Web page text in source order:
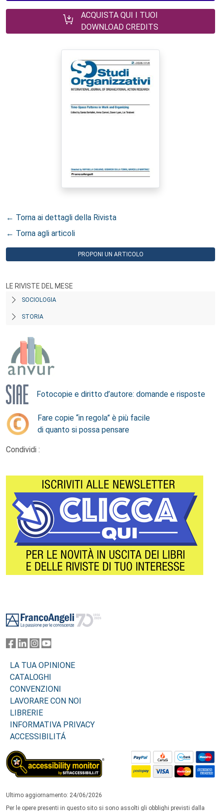
ACQUISTA QUI I TUOI
DOWNLOAD CREDITS
← Torna ai dettagli della Rivista
← Torna agli articoli
PROPONI UN ARTICOLO
LE RIVISTE DEL MESE
SOCIOLOGIA
STORIA
Fotocopie e diritto d’autore: domande e risposte
Fare copie “in regola” è più facile
di quanto si possa pensare
Condividi :
LA TUA OPINIONE
CATALOGHI
CONVENZIONI
LAVORARE CON NOI
LIBRERIE
INFORMATIVA PRIVACY
ACCESSIBILITÁ
Ultimo aggiornamento: 24/06/2026
Per le opere presenti in questo sito si sono assolti gli obblighi previsti dalla